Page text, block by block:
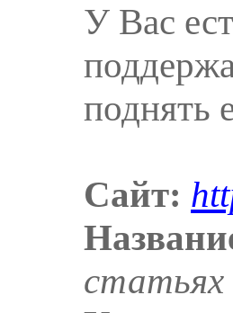
У Вас
поднять
Сайт: